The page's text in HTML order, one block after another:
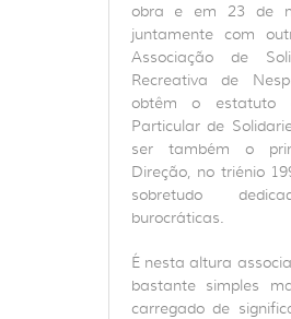
obra e em 23 de
juntamente com
Associação de
Recreativa de
obtêm o estatuto
Particular de
ser também o
Direção, no triénio
sobretudo
burocráticas.
É nesta altura
bastante simples
carregado de